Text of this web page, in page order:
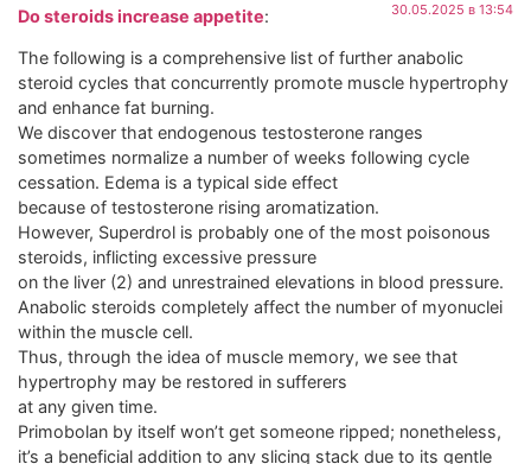
Do steroids increase appetite: 30.05.2025 в 13:54
The following is a comprehensive list of further anabolic
steroid cycles that concurrently promote muscle hypertrophy
and enhance fat burning.
We discover that endogenous testosterone ranges
sometimes normalize a number of weeks following cycle
cessation. Edema is a typical side effect
because of testosterone rising aromatization.
However, Superdrol is probably one of the most poisonous
steroids, inflicting excessive pressure
on the liver (2) and unrestrained elevations in blood pressure.
Anabolic steroids completely affect the number of myonuclei
within the muscle cell.
Thus, through the idea of muscle memory, we see that
hypertrophy may be restored in sufferers
at any given time.
Primobolan by itself won’t get someone ripped; nonetheless,
it’s a beneficial addition to any slicing stack due to its gentle